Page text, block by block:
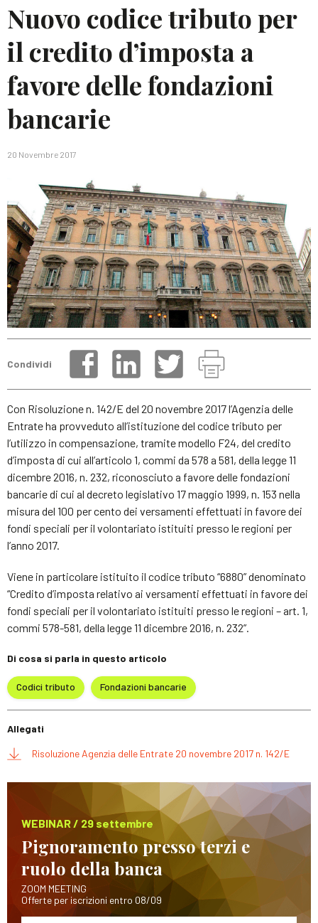
Nuovo codice tributo per
il credito d’imposta a
favore delle fondazioni
bancarie
20 Novembre 2017
Condividi
Con Risoluzione n. 142/E del 20 novembre 2017 l’Agenzia delle
Entrate ha provveduto all’istituzione del codice tributo per
l’utilizzo in compensazione, tramite modello F24, del credito
d’imposta di cui all’articolo 1, commi da 578 a 581, della legge 11
dicembre 2016, n. 232, riconosciuto a favore delle fondazioni
bancarie di cui al decreto legislativo 17 maggio 1999, n. 153 nella
misura del 100 per cento dei versamenti effettuati in favore dei
fondi speciali per il volontariato istituiti presso le regioni per
l’anno 2017.
Viene in particolare istituito il codice tributo “6880” denominato
“Credito d’imposta relativo ai versamenti effettuati in favore dei
fondi speciali per il volontariato istituiti presso le regioni – art. 1,
commi 578-581, della legge 11 dicembre 2016, n. 232”.
Di cosa si parla in questo articolo
Codici tributo Fondazioni bancarie
Allegati
Risoluzione Agenzia delle Entrate 20 novembre 2017 n. 142/E
WEBINAR / 29 settembre
Pignoramento presso terzi e
ruolo della banca
ZOOM MEETING
Offerte per iscrizioni entro 08/09